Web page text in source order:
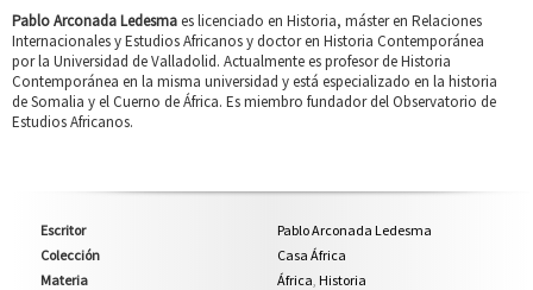
Pablo Arconada Ledesmaes licenciado en Historia, máster en Relaciones
Internacionales y Estudios Africanos y doctor en Historia Contemporánea
por la Universidad de Valladolid. Actualmente es profesor de Historia
Contemporánea en la misma universidad y está especializado en la historia
de Somalia y el Cuerno de África. Es miembro fundador del Observatorio de
Estudios Africanos.
Escritor
Pablo Arconada Ledesma
Colección
Casa África
Materia
África Historia